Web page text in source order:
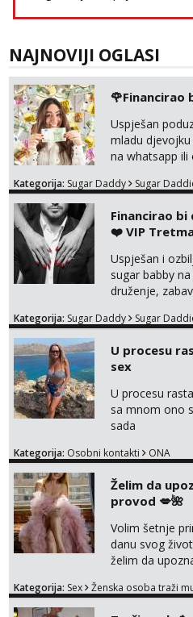
NAJNOVIJI OGLASI
🌹Financirao
Uspješan
mladu
na whatsapp ili
Kategorija: Sugar Daddy Sugar
Financirao bi
❤️ VIP
Uspješan i
sugar babby
druženje,
otvorena,
Kategorija: Sugar Daddy Sugar
U procesu
sex
U procesu
sa mnom ono
sada
Kategorija: Osobni kontakti ONA
Želim da
provod 💋🌺
Volim šetnje
danu svog
želim da
na link ispod i
Kategorija: Sex Ženska osoba traži